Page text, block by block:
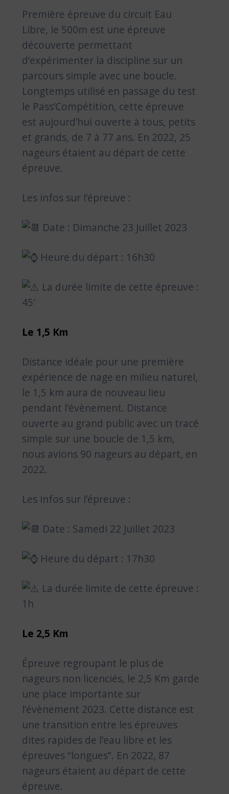
Première épreuve du circuit Eau
Libre, le 500m est une épreuve
découverte permettant
d’expérimenter la discipline sur un
parcours simple avec une boucle.
Longtemps utilisé en passage du test
le Pass’Compétition, cette épreuve
est aujourd’hui ouverte à tous, petits
et grands, de 7 à 77 ans. En 2022, 25
nageurs étaient au départ de cette
épreuve.
Les infos sur l’épreuve :
Date : Dimanche 23 Juillet 2023
Heure du départ : 16h30
La durée limite de cette épreuve :
45′
Le 1,5 Km
Distance idéale pour une première
expérience de nage en milieu naturel,
le 1,5 km aura de nouveau lieu
pendant l’évènement. Distance
ouverte au grand public avec un tracé
simple sur une boucle de 1,5 km,
nous avions 90 nageurs au départ, en
2022.
Les infos sur l’épreuve :
Date : Samedi 22 Juillet 2023
Heure du départ : 17h30
La durée limite de cette épreuve :
1h
Le 2,5 Km
Épreuve regroupant le plus de
nageurs non licenciés, le 2,5 Km garde
une place importante sur
l’évènement 2023. Cette distance est
une transition entre les épreuves
dites rapides de l’eau libre et les
épreuves “longues”. En 2022, 87
nageurs étaient au départ de cette
épreuve.